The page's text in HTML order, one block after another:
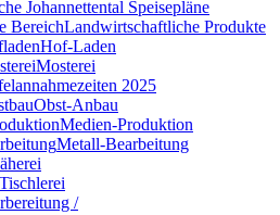
Johannettental Speisepläne
BereichLandwirtschaftliche Produkte
Hof-Laden
Mosterei
2025
Obst-Anbau
Medien-Produktion
Metall-Bearbeitung
Tischlerei
/